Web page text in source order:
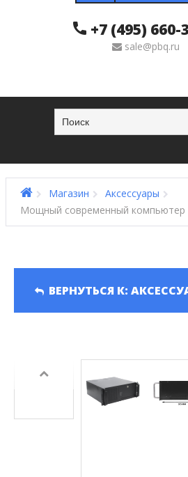
+7 (495) 660-
sale@pbq.ru
Магазин
Аксессуары
Мощный современный компьютер
ВЕРНУТЬСЯ К: